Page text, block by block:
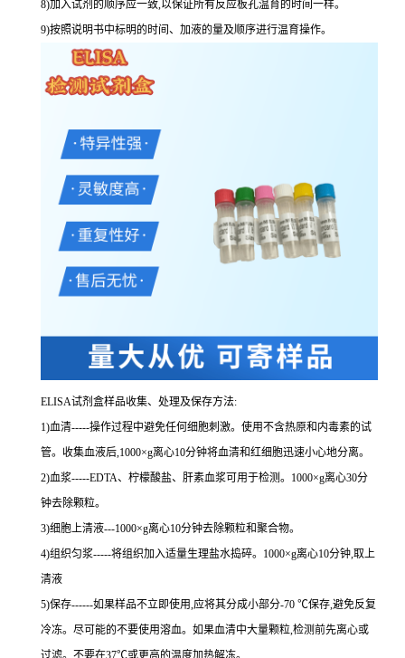
8)加入试剂的顺序应一致,以保证所有反应板孔温育的时间一样。
9)按照说明书中标明的时间、加液的量及顺序进行温育操作。
ELISA试剂盒样品收集、处理及保存方法:
1)血清-----操作过程中避免任何细胞刺激。使用不含热原和内毒素的试
管。收集血液后,1000×g离心10分钟将血清和红细胞迅速小心地分离。
2)血浆-----EDTA、柠檬酸盐、肝素血浆可用于检测。 1000×g离心30分
钟去除颗粒。
3)细胞上清液---1000×g离心10分钟去除颗粒和聚合物。
4)组织匀浆-----将组织加入适量生理盐水捣碎。 1000×g离心10分钟,取上
清液
5)保存------如果样品不立即使用,应将其分成小部分-70 ℃保存,避免反复
冷冻。尽可能的不要使用溶血。如果血清中大量颗粒,检测前先离心或